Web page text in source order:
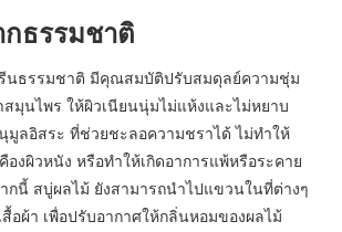
ธรรมชาติ
นธรรมชาติ มีคุณสมบัติปรับสมดุลย์ความชุ่ม
มุนไพร ให้ผิวเนียนนุ่มไม่แห้งและไม่หยาบ
มูลอิสระ ที่ช่วยชะลอความชราได้ ไม่ทำให้
องผิวหนัง หรือทำให้เกิดอาการแพ้หรือระคาย
กนี้ สบู่ผลไม้ ยังสามารถนำไปแขวนในที่ต่างๆ
อผ้า เพื่อปรับอากาศให้กลิ่นหอมของผลไม้